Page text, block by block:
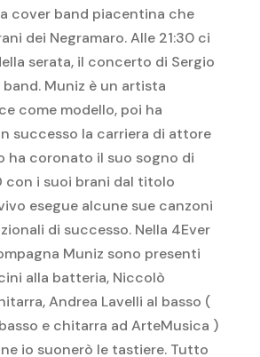
cover band piacentina che
dei Negramaro. Alle 21:30 ci
serata, il concerto di Sergio
Muniz è un artista
come modello, poi ha
successo la carriera di attore
ha coronato il suo sogno di
con i suoi brani dal titolo
esegue alcune sue canzoni
di successo. Nella 4Ever
Muniz sono presenti
alla batteria, Niccolò
Andrea Lavelli al basso (
e chitarra ad ArteMusica )
io suonerò le tastiere. Tutto